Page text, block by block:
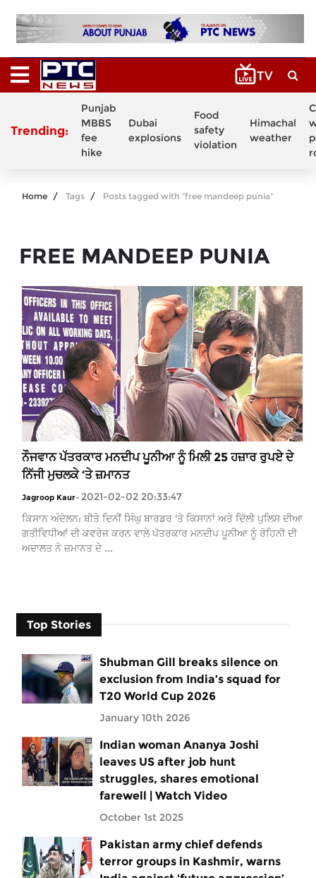
Trending:
Punjab
MBBS
fee
hike
Dubai
explosions
Food
safety
violation
Himachal
weather
Home Tags Posts tagged with "free mandeep punia"
FREE MANDEEP PUNIA
ਨੌਜਵਾਨ ਪੱਤਰਕਾਰ ਮਨਦੀਪ ਪੂਨੀਆ ਨੂੰ ਮਿਲੀ 25 ਹਜ਼ਾਰ ਰੁਪਏ ਦੇ
ਨਿੱਜੀ ਮੁਚਲਕੇ ‘ਤੇ ਜ਼ਮਾਨਤ
Jagroop Kaur- 2021-02-02 20:33:47
ਕਿਸਾਨ ਅੰਦੋਲਨ: ਬੀਤੇ ਦਿਨੀਂ ਸਿੰਘੁ ਬਾਰਡਰ 'ਤੇ ਕਿਸਾਨਾਂ ਅਤੇ ਦਿੱਲੀ ਪੁਲਿਸ ਦੀਆ
ਗਤੀਵਿਧੀਆਂ ਦੀ ਕਵਰੇਜ ਕਰਨ ਵਾਲੇ ਪੱਤਰਕਾਰ ਮਨਦੀਪ ਪੂਨੀਆ ਨੂੰ ਰੋਹਿਨੀ ਦੀ
ਅਦਾਲਤ ਨੇ ਜ਼ਮਾਨਤ ਦੇ ...
Top Stories
Shubman Gill breaks silence on
exclusion from India’s squad for
T20 World Cup 2026
January 10th 2026
Indian woman Ananya Joshi
leaves US after job hunt
struggles, shares emotional
farewell | Watch Video
October 1st 2025
Pakistan army chief defends
terror groups in Kashmir, warns